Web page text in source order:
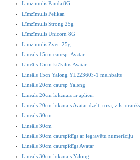
Līmzīmulis Panda 8G
Līmzīmulis Pelikan
Līmzīmulis Strong 25g
Līmzīmulis Unicorn 8G
Līmzīmulis Zvēri 25g
Lineāls 15cm caursp. Avatar
Lineāls 15cm krāsains Avatar
Lineāls 15cn Yalong YL223603-1 melnbalts
Lineāls 20cm caursp Yalong
Lineāls 20cm lokanais ar apļiem
Lineāls 20cm lokanais Avatar dzelt, rozā, zils, oranžs
Lineāls 30cm
Lineāls 30cm
Lineāls 30cm caurspīdīgs ar iegravētu numerāciju
Lineāls 30cm caurspīdīgs Avatar
Lineāls 30cm lokanais Yalong